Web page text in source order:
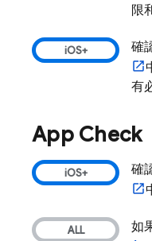
限
確
有
App Check
確
如